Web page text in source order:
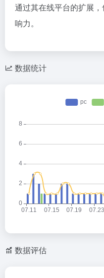
通过其在线平台的扩展
响力。
数据统计
数据评估